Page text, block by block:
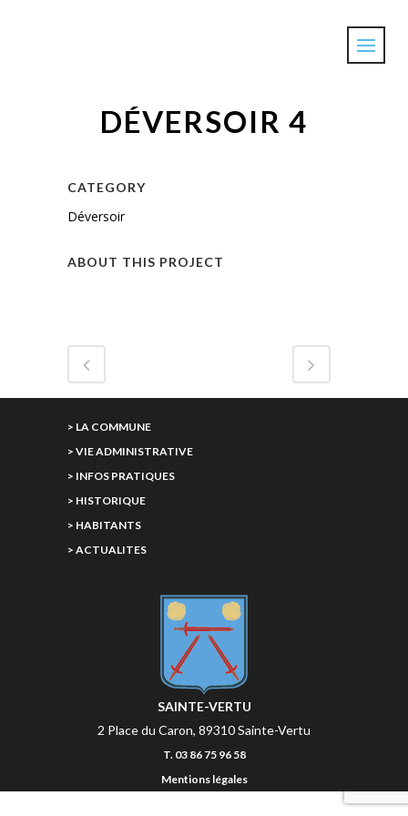
DÉVERSOIR 4
CATEGORY
Déversoir
ABOUT THIS PROJECT
> LA COMMUNE
> VIE ADMINISTRATIVE
> INFOS PRATIQUES
> HISTORIQUE
> HABITANTS
> ACTUALITES
SAINTE-VERTU
2 Place du Caron, 89310 Sainte-Vertu
T. 03 86 75 96 58
Mentions légales